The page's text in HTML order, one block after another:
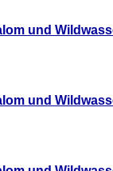
und
und